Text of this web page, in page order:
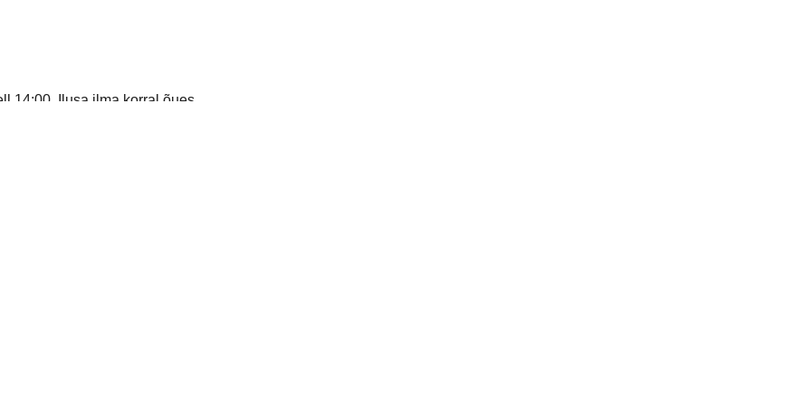
14:00. Ilusa ilma korral õues.